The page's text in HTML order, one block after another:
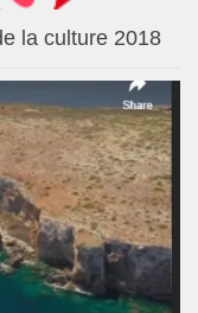
la culture 2018